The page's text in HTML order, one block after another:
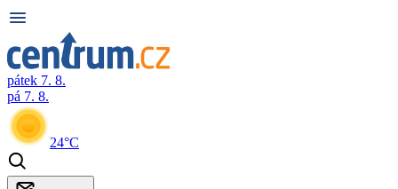
pátek 7. 8.
pá 7. 8.
24°C